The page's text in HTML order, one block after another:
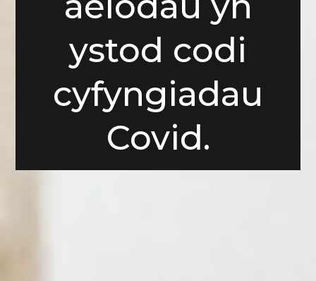
ystod codi
cyfyngiadau
Covid.